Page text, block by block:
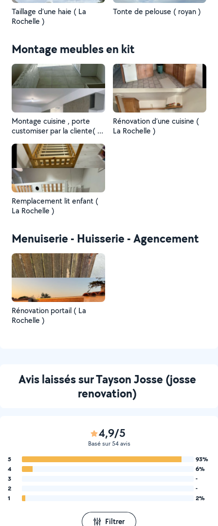
Taillage d’une haie ( La
Rochelle )
Tonte de pelouse ( royan )
Montage meubles en kit
Montage cuisine , porte
customiser par la cliente( La
Rénovation d’une cuisine (
La Rochelle )
Remplacement lit enfant (
La Rochelle )
Menuiserie - Huisserie - Agencement
Rénovation portail ( La
Rochelle )
Avis laissés sur Tayson Josse (josse
renovation)
4,9/5
Basé sur 54 avis
5
93%
4
6%
3
-
2
-
1
2%
Filtrer